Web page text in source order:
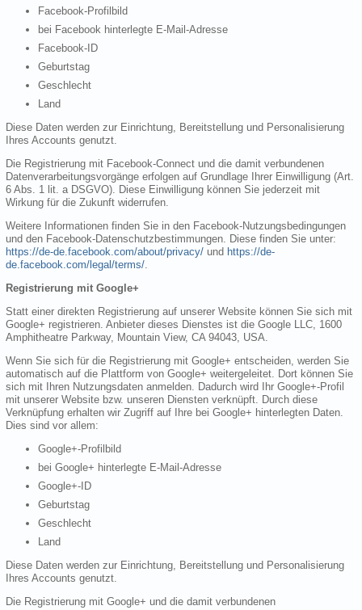
Facebook-Profilbild
bei Facebook hinterlegte E-Mail-Adresse
Facebook-ID
Geburtstag
Geschlecht
Land
Diese Daten werden zur Einrichtung, Bereitstellung und Personalisierung
Ihres Accounts genutzt.
Die Registrierung mit Facebook-Connect und die damit verbundenen
Datenverarbeitungsvorgänge erfolgen auf Grundlage Ihrer Einwilligung (Art.
6 Abs. 1 lit. a DSGVO). Diese Einwilligung können Sie jederzeit mit
Wirkung für die Zukunft widerrufen.
Weitere Informationen finden Sie in den Facebook-Nutzungsbedingungen
und den Facebook-Datenschutzbestimmungen. Diese finden Sie unter:
https://de-de.facebook.com/about/privacy/ und https://de-
de.facebook.com/legal/terms/.
Registrierung mit Google+
Statt einer direkten Registrierung auf unserer Website können Sie sich mit
Google+ registrieren. Anbieter dieses Dienstes ist die Google LLC, 1600
Amphitheatre Parkway, Mountain View, CA 94043, USA.
Wenn Sie sich für die Registrierung mit Google+ entscheiden, werden Sie
automatisch auf die Plattform von Google+ weitergeleitet. Dort können Sie
sich mit Ihren Nutzungsdaten anmelden. Dadurch wird Ihr Google+-Profil
mit unserer Website bzw. unseren Diensten verknüpft. Durch diese
Verknüpfung erhalten wir Zugriff auf Ihre bei Google+ hinterlegten Daten.
Dies sind vor allem:
Google+-Profilbild
bei Google+ hinterlegte E-Mail-Adresse
Google+-ID
Geburtstag
Geschlecht
Land
Diese Daten werden zur Einrichtung, Bereitstellung und Personalisierung
Ihres Accounts genutzt.
Die Registrierung mit Google+ und die damit verbundenen